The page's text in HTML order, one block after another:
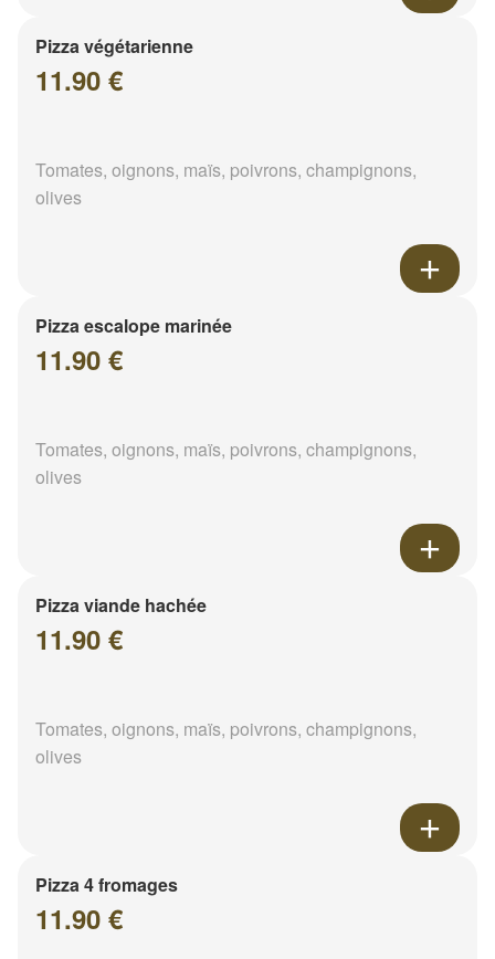
Pizza végétarienne
11.90 €
Tomates, oignons, maïs, poivrons, champignons,
olives
Pizza escalope marinée
11.90 €
Tomates, oignons, maïs, poivrons, champignons,
olives
Pizza viande hachée
11.90 €
Tomates, oignons, maïs, poivrons, champignons,
olives
Pizza 4 fromages
11.90 €